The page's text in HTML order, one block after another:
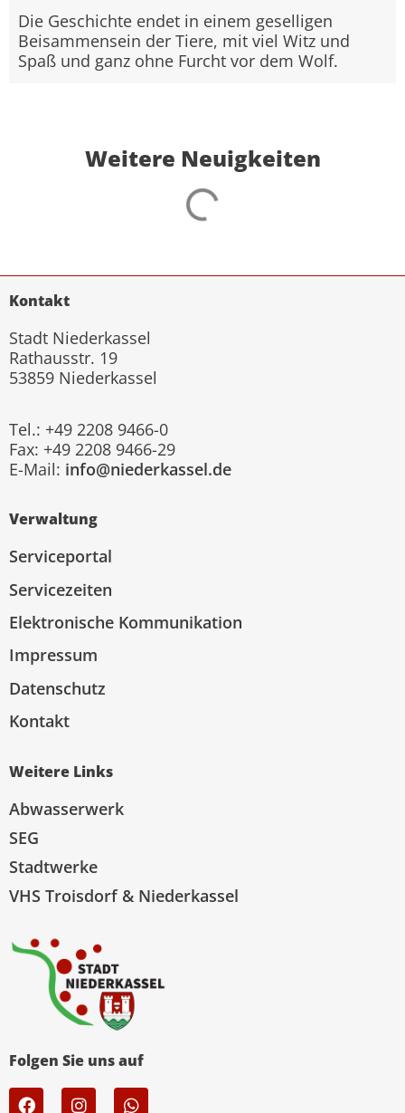
Die Geschichte endet in einem geselligen
Beisammensein der Tiere, mit viel Witz und
Spaß und ganz ohne Furcht vor dem Wolf.
Weitere Neuigkeiten
Kontakt
Stadt Niederkassel
Rathausstr. 19
53859 Niederkassel
Tel.: +49 2208 9466-0
Fax: +49 2208 9466-29
E-Mail: info@niederkassel.de
Verwaltung
Serviceportal
Servicezeiten
Elektronische Kommunikation
Impressum
Datenschutz
Kontakt
Weitere Links
Abwasserwerk
SEG
Stadtwerke
VHS Troisdorf & Niederkassel
Folgen Sie uns auf